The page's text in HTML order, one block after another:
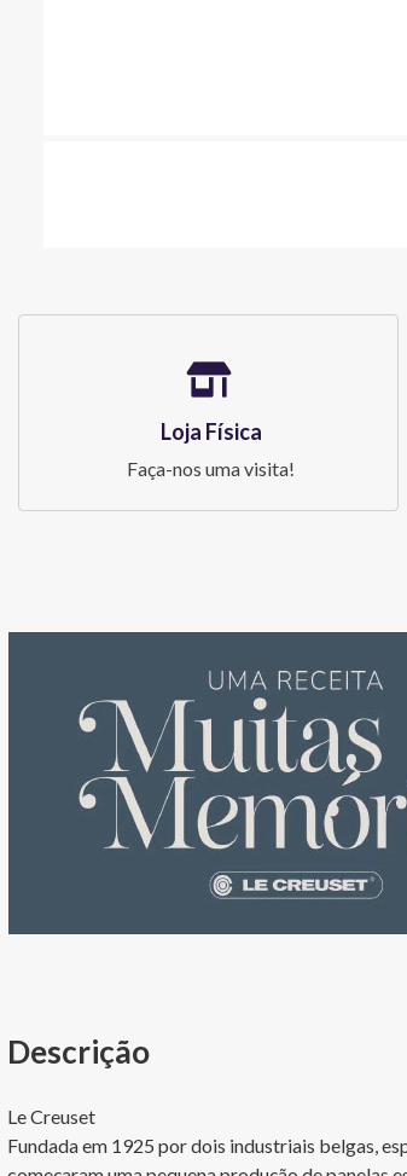
Loja Física
Faça-nos uma visita!
Le Creuset
Fundada em 1925 por dois industriais belgas,